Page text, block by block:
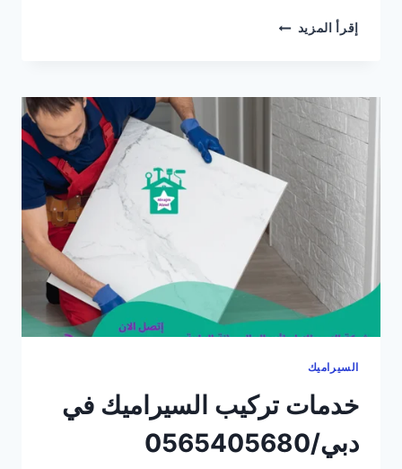
إقرأ المزيد شركة
السيراميك
خدمات تركيب السيراميك في
دبي/0565405680